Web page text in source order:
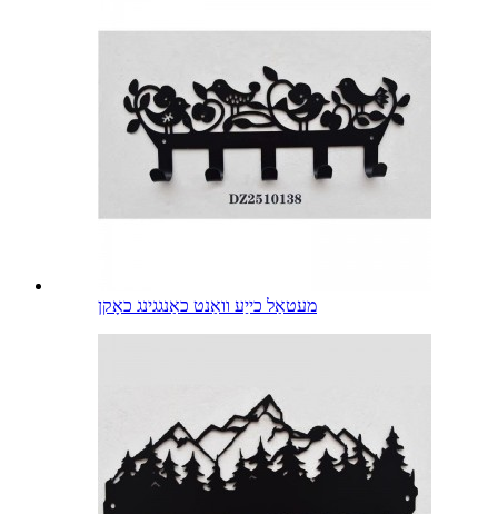
מעטאַל כייַע וואַנט כאַנגגינג כאָקן